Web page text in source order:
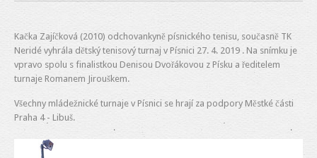
Kačka Zajíčková (2010) odchovankyně písnického tenisu, současně TK
Neridé vyhrála dětský tenisový turnaj v Písnici 27. 4. 2019 . Na snímku je
vpravo spolu s finalistkou Denisou Dvořákovou z Písku a ředitelem
turnaje Romanem Jirouškem.
Všechny mládežnické turnaje v Písnici se hrají za podpory Městké části
Praha 4 - Libuš.